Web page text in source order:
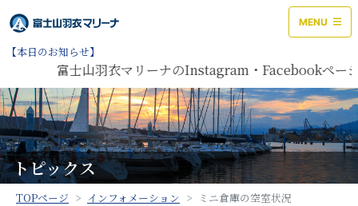
MENU
【本日のお知らせ】
富士山羽衣マリーナのInstagram・Facebookペー
トピックス
TOPページ インフォメーション ミニ倉庫の空室状況